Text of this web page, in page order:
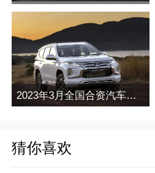
2023年3月全国合资汽车品牌销量排行榜完整版
猜你喜欢